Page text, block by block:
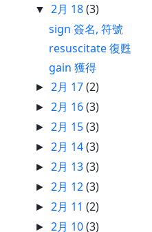
▼ 2月 18(3)
sign 簽名, 符號
resuscitate 復甦
gain 獲得
► 2月 17(2)
► 2月 16(3)
► 2月 15(3)
► 2月 14(3)
► 2月 13(3)
► 2月 12(3)
► 2月 11(2)
► 2月 10(3)